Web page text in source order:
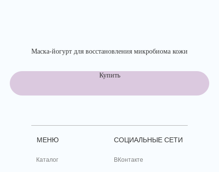
Маска-йогурт для восстановления микробиома кожи
Купить
МЕНЮ
Каталог
СОЦИАЛЬНЫЕ СЕТИ
ВКонтакте